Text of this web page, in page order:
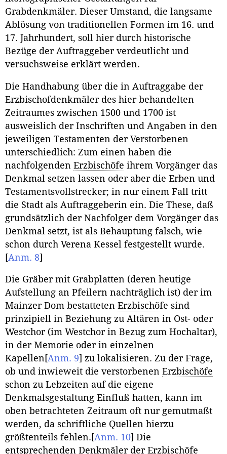
Grabdenkmäler. Dieser Umstand, die langsame
Ablösung von traditionellen Formen im 16. und
17. Jahrhundert, soll hier durch historische
Bezüge der Auftraggeber verdeutlicht und
versuchsweise erklärt werden.
Die Handhabung über die in Auftraggabe der
Erzbischofdenkmäler des hier behandelten
Zeitraumes zwischen 1500 und 1700 ist
ausweislich der Inschriften und Angaben in den
jeweiligen Testamenten der Verstorbenen
unterschiedlich: Zum einen haben die
nachfolgenden Erzbischöfe ihrem Vorgänger das
Denkmal setzen lassen oder aber die Erben und
Testamentsvollstrecker; in nur einem Fall tritt
die Stadt als Auftraggeberin ein. Die These, daß
grundsätzlich der Nachfolger dem Vorgänger das
Denkmal setzt, ist als Behauptung falsch, wie
schon durch Verena Kessel festgestellt wurde.
[Anm. 8]
Die Gräber mit Grabplatten (deren heutige
Aufstellung an Pfeilern nachträglich ist) der im
Mainzer Dom bestatteten Erzbischöfe sind
prinzipiell in Beziehung zu Altären in Ost- oder
Westchor (im Westchor in Bezug zum Hochaltar),
in der Memorie oder in einzelnen
Kapellen [Anm. 9] zu lokalisieren. Zu der Frage,
ob und inwieweit die verstorbenen Erzbischöfe
schon zu Lebzeiten auf die eigene
Denkmalsgestaltung Einfluß hatten, kann im
oben betrachteten Zeitraum oft nur gemutmaßt
werden, da schriftliche Quellen hierzu
größtenteils fehlen. [Anm. 10] Die
entsprechenden Denkmäler der Erzbischöfe